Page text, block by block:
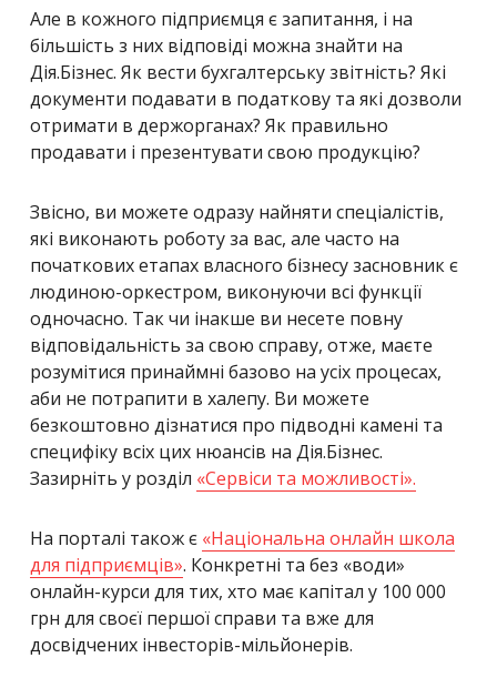
Але в кожного підприємця є запитання, і на
більшість з них відповіді можна знайти на
Дія.Бізнес. Як вести бухгалтерську звітність? Які
документи подавати в податкову та які дозволи
отримати в держорганах? Як правильно
продавати і презентувати свою продукцію?
Звісно, ви можете одразу найняти спеціалістів,
які виконають роботу за вас, але часто на
початкових етапах власного бізнесу засновник є
людиною-оркестром, виконуючи всі функції
одночасно. Так чи інакше ви несете повну
відповідальність за свою справу, отже, маєте
розумітися принаймні базово на усіх процесах,
аби не потрапити в халепу. Ви можете
безкоштовно дізнатися про підводні камені та
специфіку всіх цих нюансів на Дія.Бізнес.
Зазирніть у розділ «Сервіси та можливості».
На порталі також є «Національна онлайн школа
для підприємців». Конкретні та без «води»
онлайн-курси для тих, хто має капітал у 100 000
грн для своєї першої справи та вже для
досвідчених інвесторів-мільйонерів.